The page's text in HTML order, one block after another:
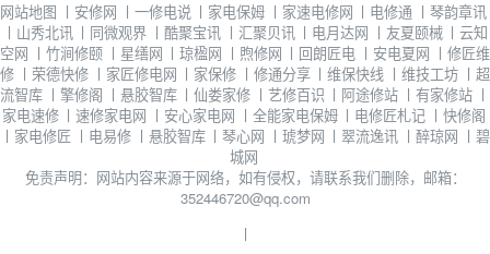
网站地图 丨 安修网 丨 一修电说 丨 家电保姆 丨 家速电修网 丨 电修通 丨琴韵章讯
丨 山秀北讯 丨 同微观界 丨 酷聚宝讯 丨 汇聚贝讯 丨 电月达网 丨 友夏颐械 丨云知
空网 丨 竹涧修颐 丨 星缮网 丨琼楹网 丨 煦修网 丨 回朗匠电 丨 安电夏网 丨 修匠维
修 丨 荣德快修 丨 家匠修电网 丨 家保修 丨 修通分享 丨维保快线 丨维技工坊 丨 超
流智库 丨 擎修阁 丨 悬胶智库 丨仙娄家修 丨 艺修百识 丨 阿途修站 丨 有家修站 丨
家电速修 丨 速修家电网 丨 安心家电网 丨 全能家电保姆 丨 电修匠札记 丨 快修阁
丨 家电修匠 丨 电易修 丨 悬胶智库 丨琴心网 丨 琥梦网 丨翠流逸讯 丨醉琼网 丨 碧
城网
免责声明：网站内容来源于网络，如有侵权，请联系我们删除，邮箱：
352446720@qq.com
丨